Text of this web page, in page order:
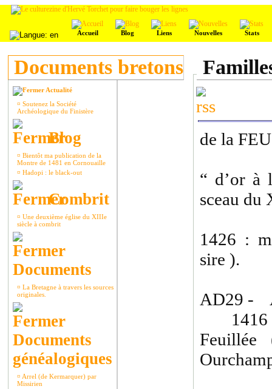
Accueil Blog Liens Nouvelles Stats
Documents bretons
Actualité
¤ Soutenez la Société
Archéologique du Finistère
Blog
¤ Bientôt ma publication de la
Montre de 1481 en Cornouaille
¤ Hadopi : le black-out
Combrit
¤ Une deuxième église du XIIIe
siècle à combrit
Documents
¤ La Bretagne à travers les sources
originales.
Documents
généalogiques
¤ Arrel (de Kermarquer) par
Missirien
de la
“ d’or à
sceau du
1426 :
sire ).
AD29 -
1416 :